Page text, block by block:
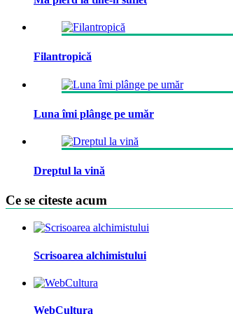
Filantropică
Luna îmi plânge pe umăr
Dreptul la vină
Ce se citeste acum
Scrisoarea alchimistului
WebCultura